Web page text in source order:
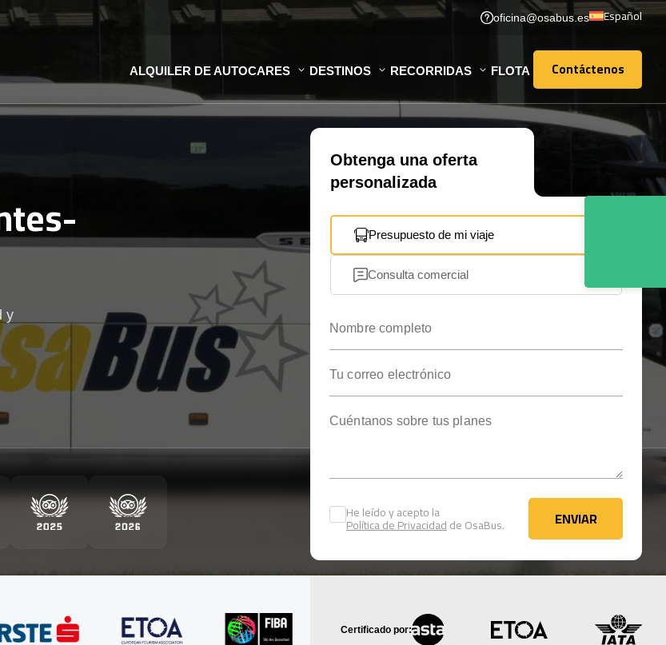
oficina@osabus.es Español
ALQUILER DE AUTOCARES DESTINOS RECORRIDAS FLOTA Contáctenos
Contáctenos
y
Obtenga una oferta
personalizada
Presupuesto de mi viaje
Consulta comercial
He leído y acepto la
Política de Privacidadde OsaBus. ENVIAR
ENVIAR
Certificado por: